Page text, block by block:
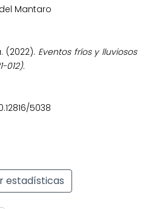
Mantaro
(2022). Eventos fríos y lluviosos
012).
5038
estadísticas